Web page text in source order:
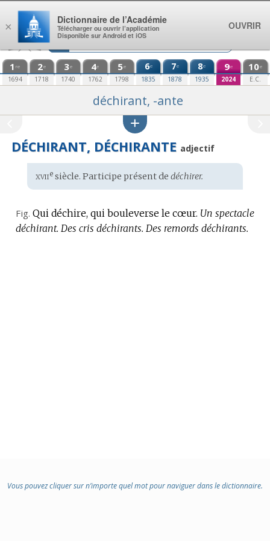
Aller au contenu
1 re
1694
2e
1718
3e
1740
4e
1762
5e
1798
6e
1835
7e
1878
8e
1935
9e
2024
10e
E.C.
déchirant, -ante
DÉCHIRANT, DÉCHIRANTE adjectif
Étymologie
:
xviiesiècle. Participe présent de déchirer.
Fig. Qui déchire, qui bouleverse le cœur. Un spectacle
déchirant. Des cris déchirants. Des remords déchirants.
Vous pouvez cliquer sur n’importe quel mot pour naviguer dans le dictionnaire.
×
Dictionnaire de l’Académie
Télécharger ou ouvrir l’application
Disponible sur Android et iOS
OUVRIR